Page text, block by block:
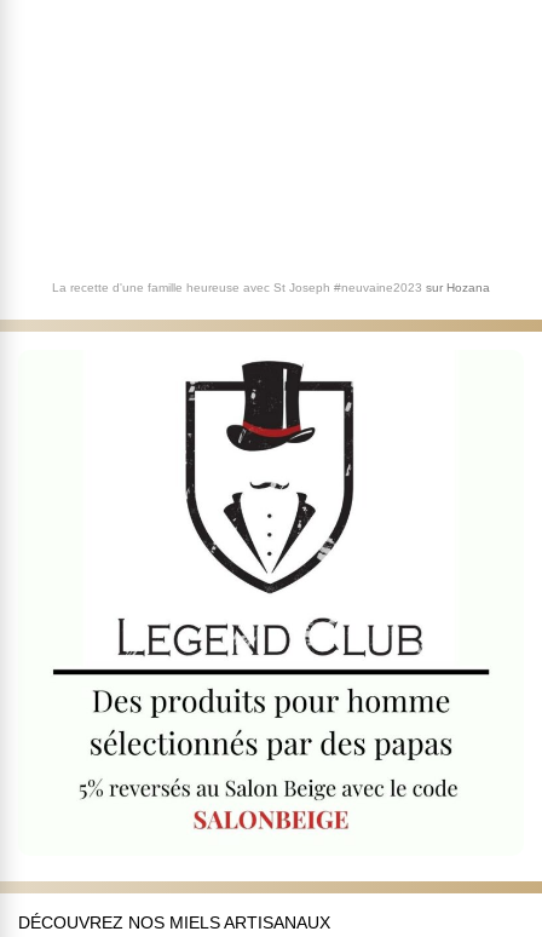
La recette d'une famille heureuse avec St Joseph #neuvaine2023 sur Hozana
DÉCOUVREZ NOS MIELS ARTISANAUX